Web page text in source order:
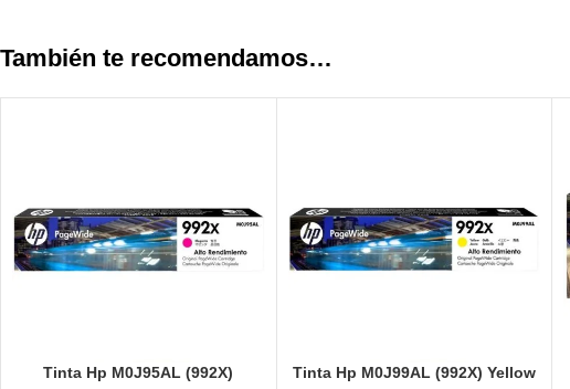
También te recomendamos…
Tinta Hp M0J95AL (992X)
Tinta Hp M0J99AL (992X) Yellow